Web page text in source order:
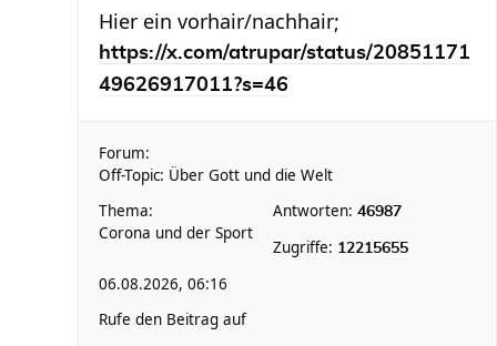
Hier ein vorhair/nachhair;
https://x.com/atrupar/status/20851171
49626917011?s=46
Forum:
Off-Topic: Über Gott und die Welt
Thema:
Corona und der Sport
Antworten: 46987
Zugriffe: 12215655
06.08.2026, 06:16
Rufe den Beitrag auf